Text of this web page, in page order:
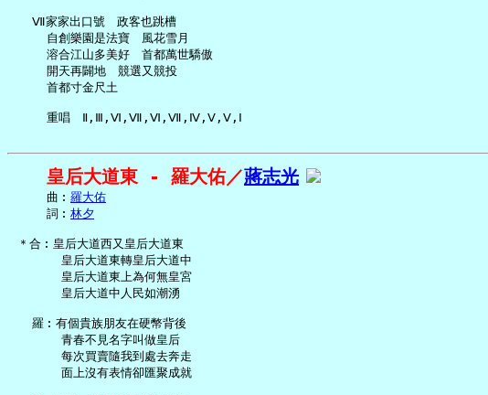
   Ⅶ家家出口號　政客也跳槽
     自創樂園是法寶　風花雪月
     溶合江山多美好　首都萬世驕傲
     開天再闢地　競選又競投
     首都寸金尺土
皇后大道東 - 羅大佑／蔣志光
     曲︰
羅大佑
     詞︰
林夕
＊合︰皇后大道西又皇后大道東
       皇后大道東轉皇后大道中
       皇后大道東上為何無皇宮
       皇后大道中人民如潮湧
   羅︰有個貴族朋友在硬幣背後
       青春不見名字叫做皇后
       每次買賣隨我到處去奔走
       面上沒有表情卻匯聚成就